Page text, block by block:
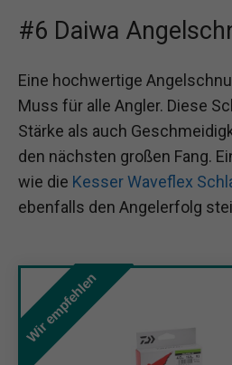
#6 Daiwa
Eine hochwertige
Muss für alle Angler. Diese
Stärke als auch
den nächsten großen Fang.
wie die Kesser Waveflex
ebenfalls den Angelerfolg
Wir empfehlen